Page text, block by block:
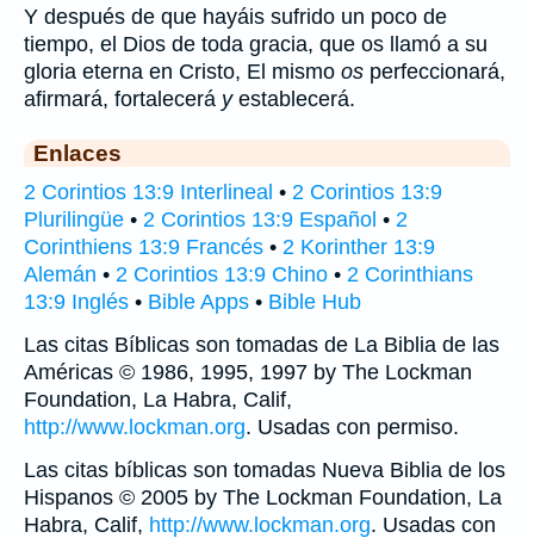
Y después de que hayáis sufrido un poco de
tiempo, el Dios de toda gracia, que os llamó a su
gloria eterna en Cristo, El mismo os perfeccionará,
afirmará, fortalecerá yestablecerá.
Enlaces
2 Corintios 13:9 Interlineal • 2 Corintios 13:9
Plurilingüe • 2 Corintios 13:9 Español • 2
Corinthiens 13:9 Francés • 2 Korinther 13:9
Alemán • 2 Corintios 13:9 Chino • 2 Corinthians
13:9 Inglés • Bible Apps • Bible Hub
Las citas Bíblicas son tomadas de La Biblia de las
Américas © 1986, 1995, 1997 by The Lockman
Foundation, La Habra, Calif,
http://www.lockman.org. Usadas con permiso.
Las citas bíblicas son tomadas Nueva Biblia de los
Hispanos © 2005 by The Lockman Foundation, La
Habra, Calif, http://www.lockman.org. Usadas con